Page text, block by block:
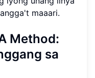
maaari.
Method:
sa